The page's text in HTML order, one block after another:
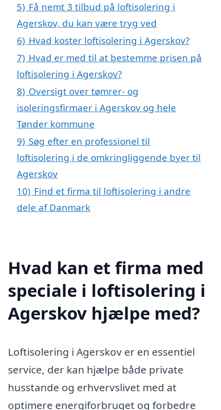
5) Få nemt 3 tilbud på loftisolering i
Agerskov, du kan være tryg ved
6) Hvad koster loftisolering i Agerskov?
7) Hvad er med til at bestemme prisen på
loftisolering i Agerskov?
8) Oversigt over tømrer- og
isoleringsfirmaer i Agerskov og hele
Tønder kommune
9) Søg efter en professionel til
loftisolering i de omkringliggende byer til
Agerskov
10) Find et firma til loftisolering i andre
dele af Danmark
Hvad kan et firma med
speciale i loftisolering i
Agerskov hjælpe med?
Loftisolering i Agerskov er en essentiel
service, der kan hjælpe både private
husstande og erhvervslivet med at
optimere energiforbruget og forbedre